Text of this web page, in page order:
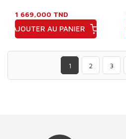
1 669,000 TND
AJOUTER AU PANIER
1 2 3